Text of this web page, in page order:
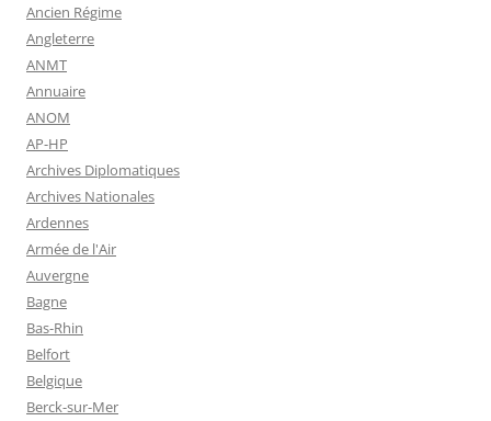
Ancien Régime
Angleterre
ANMT
Annuaire
ANOM
AP-HP
Archives Diplomatiques
Archives Nationales
Ardennes
Armée de l'Air
Auvergne
Bagne
Bas-Rhin
Belfort
Belgique
Berck-sur-Mer